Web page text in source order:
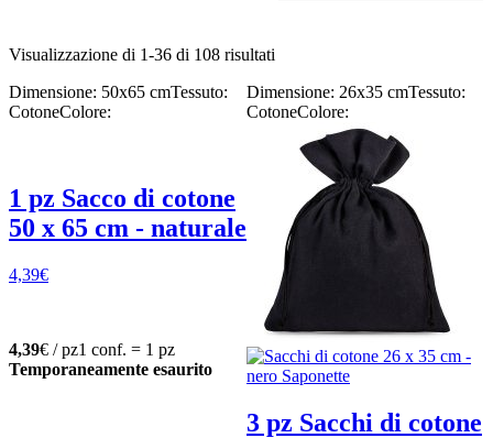
Visualizzazione di 1-36 di 108 risultati
Dimensione: 50x65 cmTessuto:
CotoneColore:
1 pz Sacco di cotone
50 x 65 cm - naturale
4,39€
4,39€ / pz1 conf. = 1 pz
Temporaneamente esaurito
Dimensione: 26x35 cmTessuto:
CotoneColore:
3 pz Sacchi di cotone